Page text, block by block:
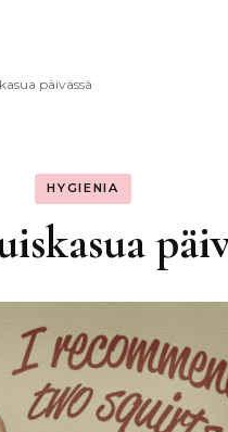
päivässä
HYGIENIA